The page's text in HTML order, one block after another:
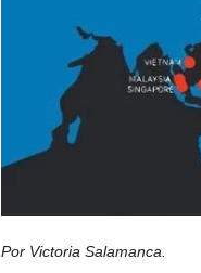
Por Victoria Salamanca.